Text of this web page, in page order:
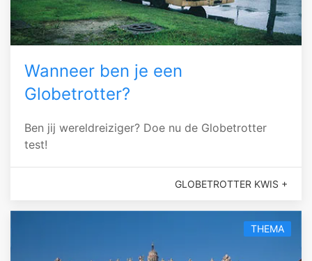
Wanneer ben je een
Globetrotter?
Ben jij wereldreiziger? Doe nu de Globetrotter
test!
GLOBETROTTER KWIS +
THEMA